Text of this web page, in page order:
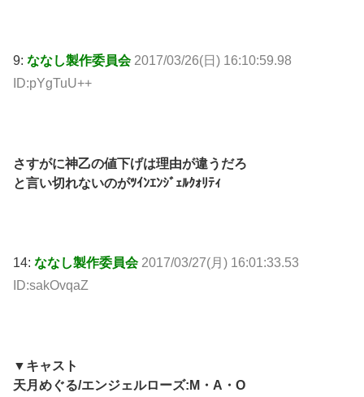
9: ななし製作委員会 2017/03/26(日) 16:10:59.98
ID:pYgTuU++
さすがに神乙の値下げは理由が違うだろ
と言い切れないのがﾂｲﾝｴﾝｼﾞｪﾙｸｫﾘﾃｨ
14: ななし製作委員会 2017/03/27(月) 16:01:33.53
ID:sakOvqaZ
▼キャスト
天月めぐる/エンジェルローズ:M・A・O